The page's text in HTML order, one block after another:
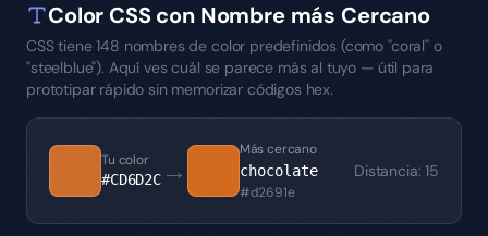
Color CSS con Nombre más Cercano
CSS tiene 148 nombres de color predefinidos (como "coral" o
"steelblue"). Aquí ves cuál se parece más al tuyo — útil para
prototipar rápido sin memorizar códigos hex.
Tu color
#CD6D2C→
Más cercano
chocolate
#d2691e
Distancia:15